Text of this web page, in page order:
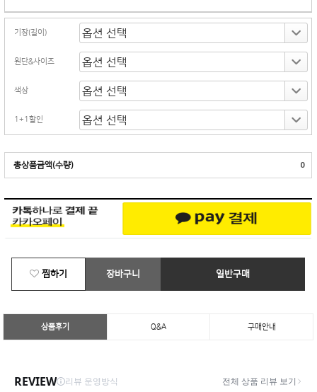
기장(길이)
원단&사이즈
색상
1+1할인
총상품금액(수량) 0
찜하기 장바구니 일반구매
상품후기 Q&A 구매안내